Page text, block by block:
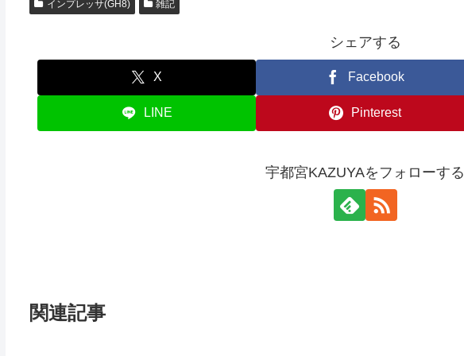
インプレッサ(GH8) 雑記
シェアする
X Facebook
LINE Pinterest
宇都宮KAZUYAをフォローする
関連記事